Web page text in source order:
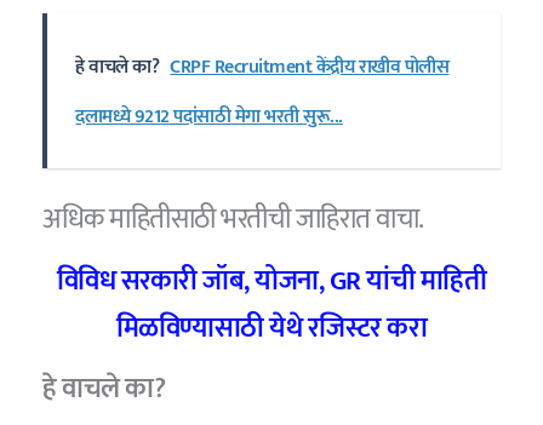
हे वाचले का? CRPF Recruitment केंद्रीय राखीव पोलीस
दलामध्ये 9212 पदांसाठी मेगा भरती सुरू...
अधिक माहितीसाठी भरतीची जाहिरात वाचा.
विविध सरकारी जॉब, योजना, GR यांची माहिती
मिळविण्यासाठी येथे रजिस्टर करा
हे वाचले का?